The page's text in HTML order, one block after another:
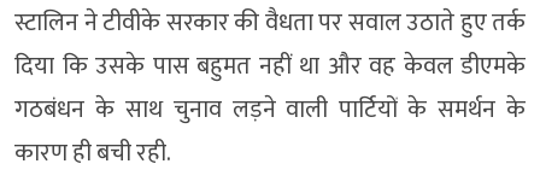
स्टालिन ने टीवीके सरकार की वैधता पर सवाल उठाते हुए तर्क
दिया कि उसके पास बहुमत नहीं था और वह केवल डीएमके
गठबंधन के साथ चुनाव लड़ने वाली पार्टियों के समर्थन के
कारण ही बची रही.